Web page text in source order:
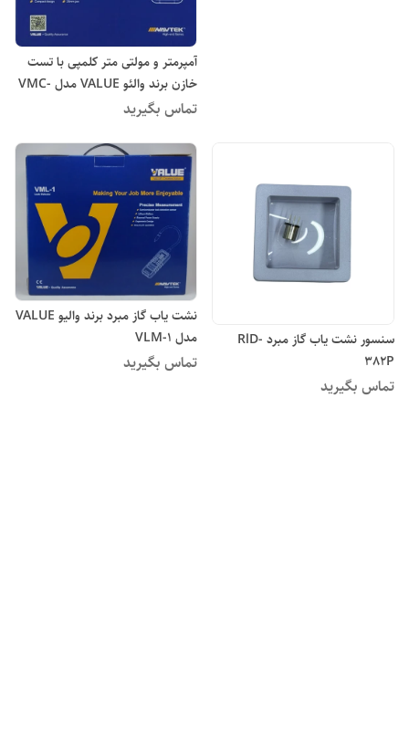
آمپرمتر و مولتی متر کلمپی با تست
خازن برند والئو VALUE مدل VMC-
1 new
تماس بگیرید
سنسور نشت یاب گاز مبرد RlD-
382P
تماس بگیرید
نشت یاب گاز مبرد برند والیو VALUE
مدل VLM-1
تماس بگیرید